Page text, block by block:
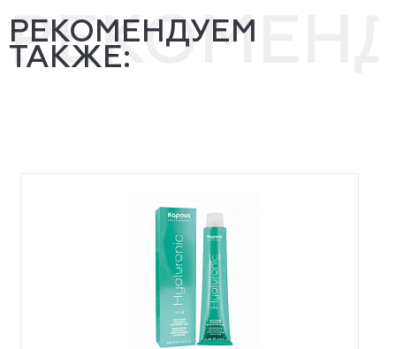
РЕКОМЕНДУЕМ
ТАКЖЕ: